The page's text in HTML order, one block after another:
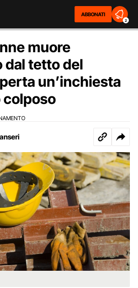
ABBONATI
2
muore
dal tetto del
un’inchiesta